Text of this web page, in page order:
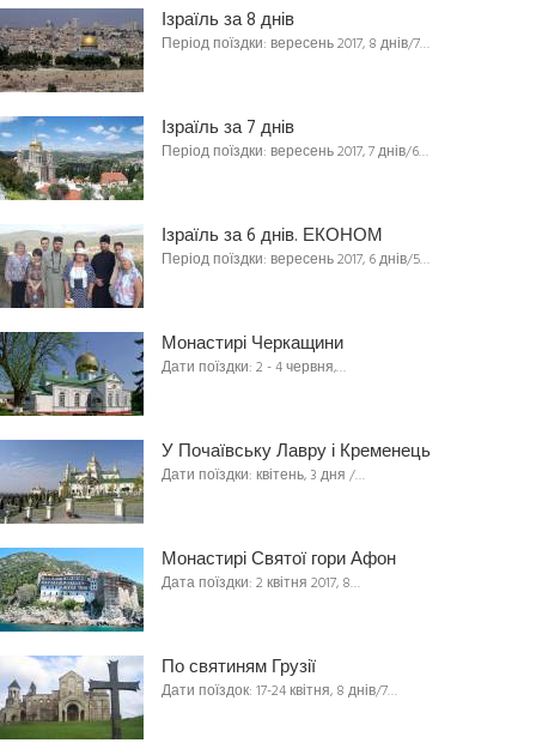
Ізраїль за 8 днів
Період поїздки: вересень 2017, 8 днів/7…
Ізраїль за 7 днів
Період поїздки: вересень 2017, 7 днів/6…
Ізраїль за 6 днів. ЕКОНОМ
Період поїздки: вересень 2017, 6 днів/5…
Монастирі Черкащини
Дати поїздки: 2 - 4 червня,…
У Почаївську Лавру і Кременець
Дати поїздки: квітень, 3 дня /…
Монастирі Святої гори Афон
Дата поїздки: 2 квітня 2017, 8…
По святиням Грузії
Дати поїздок: 17-24 квітня, 8 днів/7…